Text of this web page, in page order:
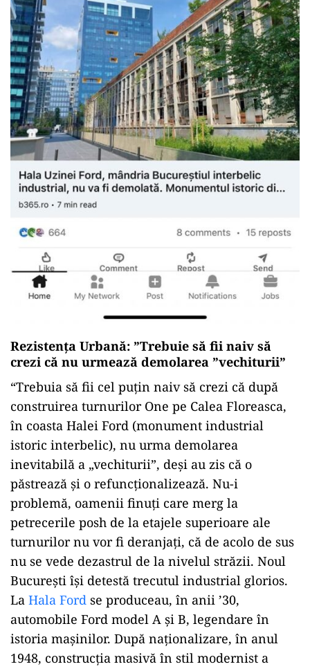
Rezistența Urbană: ”Trebuie să fii naiv să
crezi că nu urmează demolarea ”vechiturii”
“Trebuia să fii cel puțin naiv să crezi că după
construirea turnurilor One pe Calea Floreasca,
în coasta Halei Ford (monument industrial
istoric interbelic), nu urma demolarea
inevitabilă a „vechiturii”, deși au zis că o
păstrează și o refuncționalizează. Nu-i
problemă, oamenii finuți care merg la
petrecerile posh de la etajele superioare ale
turnurilor nu vor fi deranjați, că de acolo de sus
nu se vede dezastrul de la nivelul străzii. Noul
București își detestă trecutul industrial glorios.
La Hala Ford se produceau, în anii ’30,
automobile Ford model A și B, legendare în
istoria mașinilor. După naționalizare, în anul
1948, construcția masivă în stil modernist a